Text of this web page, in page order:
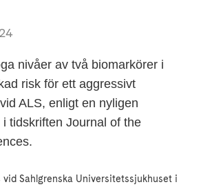
nivåer av två biomarkörer i
risk för ett aggressivt
ALS, enligt en nyligen
tidskriften Journal of the
vid Sahlgrenska Universitetssjukhuset i